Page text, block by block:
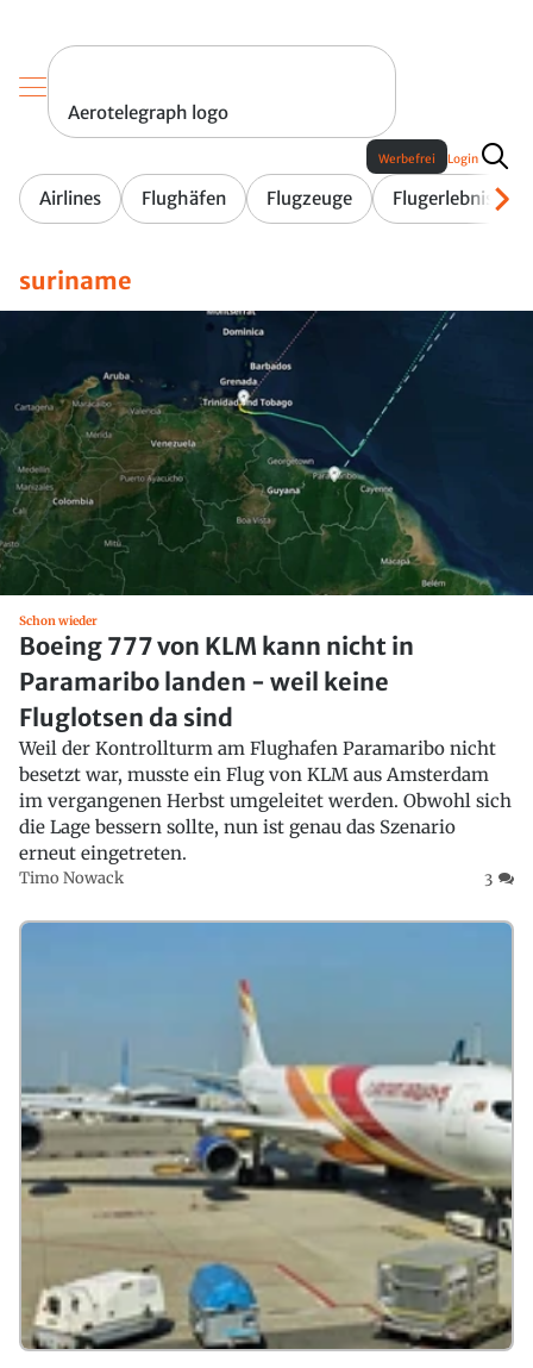
Aerotelegraph logo
Airlines Flughäfen Flugzeuge Flugerlebnis
Werbefrei Login
suriname
Schon wieder
Boeing 777 von KLM kann nicht in
Paramaribo landen - weil keine
Fluglotsen da sind
Weil der Kontrollturm am Flughafen Paramaribo nicht
besetzt war, musste ein Flug von KLM aus Amsterdam
im vergangenen Herbst umgeleitet werden. Obwohl sich
die Lage bessern sollte, nun ist genau das Szenario
erneut eingetreten.
Timo Nowack 3